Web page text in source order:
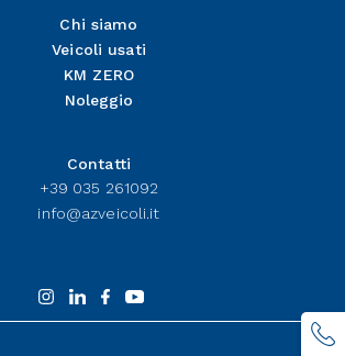
Chi siamo
Veicoli usati
KM ZERO
Noleggio
Contatti
+39 035 261092
info@azveicoli.it